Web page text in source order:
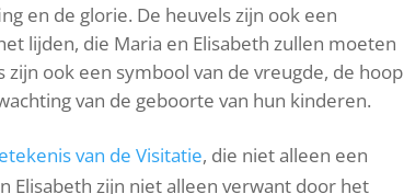
en de glorie. De heuvels zijn ook een
lijden, die Maria en Elisabeth zullen moeten
ook een symbool van de vreugde, de hoop
van de geboorte van hun kinderen.
van de Visitatie, die niet alleen een
Elisabeth zijn niet alleen verwant door het